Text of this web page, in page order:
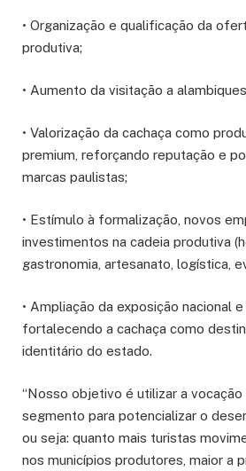
• Organização e qualificação da
produtiva;
• Aumento da visitação a
• Valorização da cachaça como
premium, reforçando reputação e
marcas paulistas;
• Estímulo à formalização, novos
investimentos na cadeia produtiva
gastronomia, artesanato, logística,
• Ampliação da exposição nacional e
fortalecendo a cachaça como
identitário do estado.
“Nosso objetivo é utilizar a
segmento para potencializar o
ou seja: quanto mais turistas
nos municípios produtores, maior a